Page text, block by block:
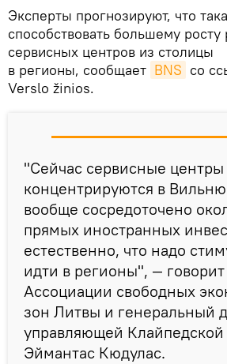
Эксперты прогнозируют, что
способствовать большему росту
сервисных центров из столицы
в регионы, сообщает BNS со
Verslo žinios.
"Сейчас сервисные центры
концентрируются в
вообще сосредоточено
прямых иностранных
естественно, что надо
идти в регионы", — говорит
Ассоциации свободных
зон Литвы и генеральный
управляющей
Эймантас Кюдулас.